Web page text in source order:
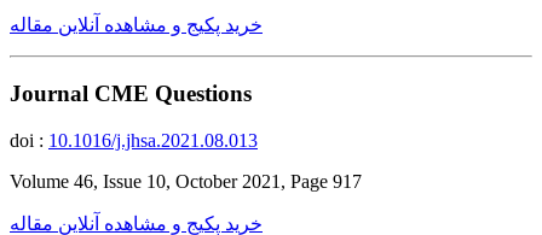
خرید پکیج و مشاهده آنلاین مقاله
Journal CME Questions
doi : 10.1016/j.jhsa.2021.08.013
Volume 46, Issue 10, October 2021, Page 917
خرید پکیج و مشاهده آنلاین مقاله